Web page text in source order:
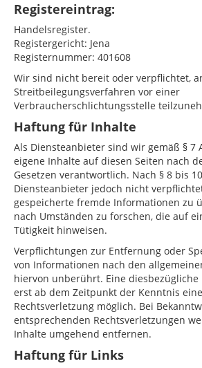
Registereintrag:
Handelsregister.
Registergericht: Jena
Registernummer: 401608
Wir sind nicht bereit oder verpflichtet,
Streitbeilegungsverfahren vor einer
Verbraucherschlichtungsstelle
Haftung für Inhalte
Als Diensteanbieter sind wir gemäß § 7
eigene Inhalte auf diesen Seiten nach
Gesetzen verantwortlich. Nach § 8 bis
Diensteanbieter jedoch nicht
gespeicherte fremde Informationen zu
nach Umständen zu forschen, die auf
Tütigkeit hinweisen.
Verpflichtungen zur Entfernung oder
von Informationen nach den
hiervon unberührt. Eine diesbezügliche
erst ab dem Zeitpunkt der Kenntnis
Rechtsverletzung möglich. Bei
entsprechenden Rechtsverletzungen
Inhalte umgehend entfernen.
Haftung für Links